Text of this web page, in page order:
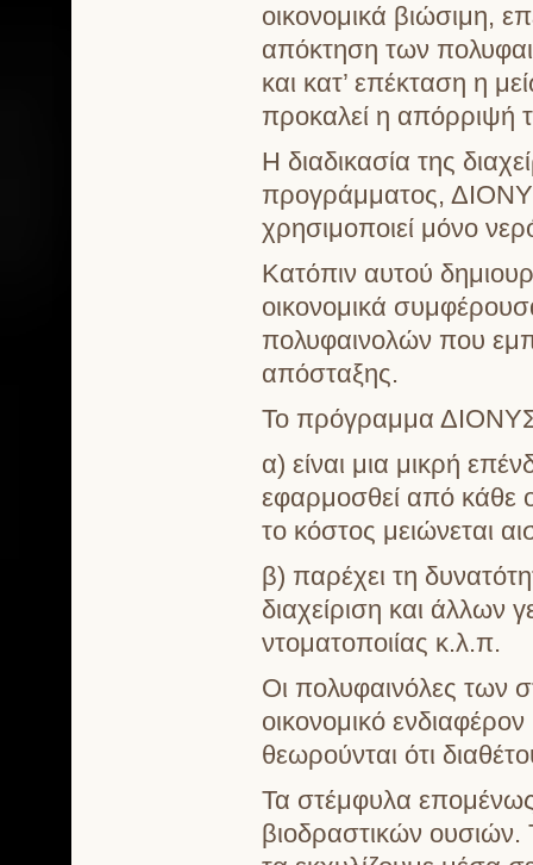
οικονομικά βιώσιμη,
απόκτηση των
και κατ’ επέκταση η
προκαλεί η απόρριψή
Η διαδικασία της
προγράμματος,
χρησιμοποιεί μόνο
Κατόπιν αυτού
οικονομικά
πολυφαινολών που
απόσταξης.
Το πρόγραμμα
α) είναι μια μικρή
εφαρμοσθεί από κάθε
το κόστος μειώνεται
β) παρέχει τη
διαχείριση και άλλων
ντοματοποιίας κ.λ.π.
Οι πολυφαινόλες των
οικονομικό
θεωρούνται ότι
Τα στέμφυλα επομένως
βιοδραστικών